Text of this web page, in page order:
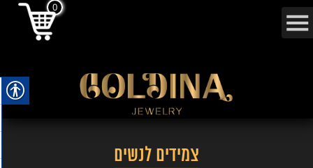
0
צמידים לנשים